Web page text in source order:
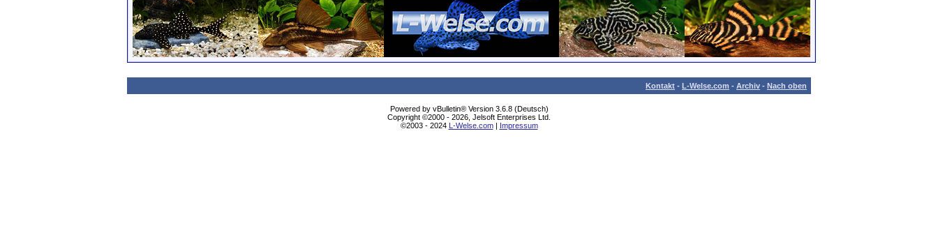
Kontakt - L-Welse.com - Archiv - Nach oben
Powered by vBulletin® Version 3.6.8 (Deutsch)
Copyright ©2000 - 2026, Jelsoft Enterprises Ltd.
©2003 - 2024 L-Welse.com| Impressum